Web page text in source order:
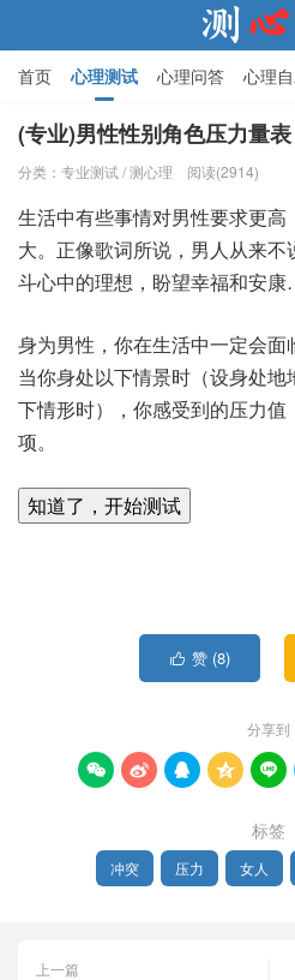
首页 心理测试 心理问答 心理
(专业)男性性别角色压力量
分类： 专业测试 /测心理 阅读(2914)
生活中有些事情对男性要求更
大。正像歌词所说，男人从来
斗心中的理想，盼望幸福和安
身为男性，你在生活中一定会
当你身处以下情景时（设身处
下情形时），你感受到的压力
项。
知道了，开始测试
 赞 (8)
分享到
    
标签
冲突 压力 女人
上一篇